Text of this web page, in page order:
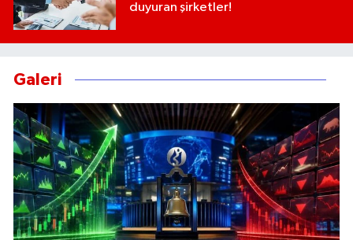
duyuran şirketler!
Galeri